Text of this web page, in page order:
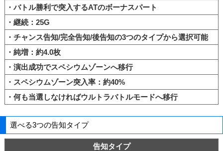
・バトル勝利で突入するATのボーナスパート
・継続：25G
・チャンス告知/完全告知/後告知の3つのタイプから選択可能
・純増：約4.0枚
・演出成功でスペシウムゾーンへ移行
・スペシウムゾーン突入率：約40%
・何も当選しなければウルトラバトルモードへ移行
選べる3つの告知タイプ
告知タイプ